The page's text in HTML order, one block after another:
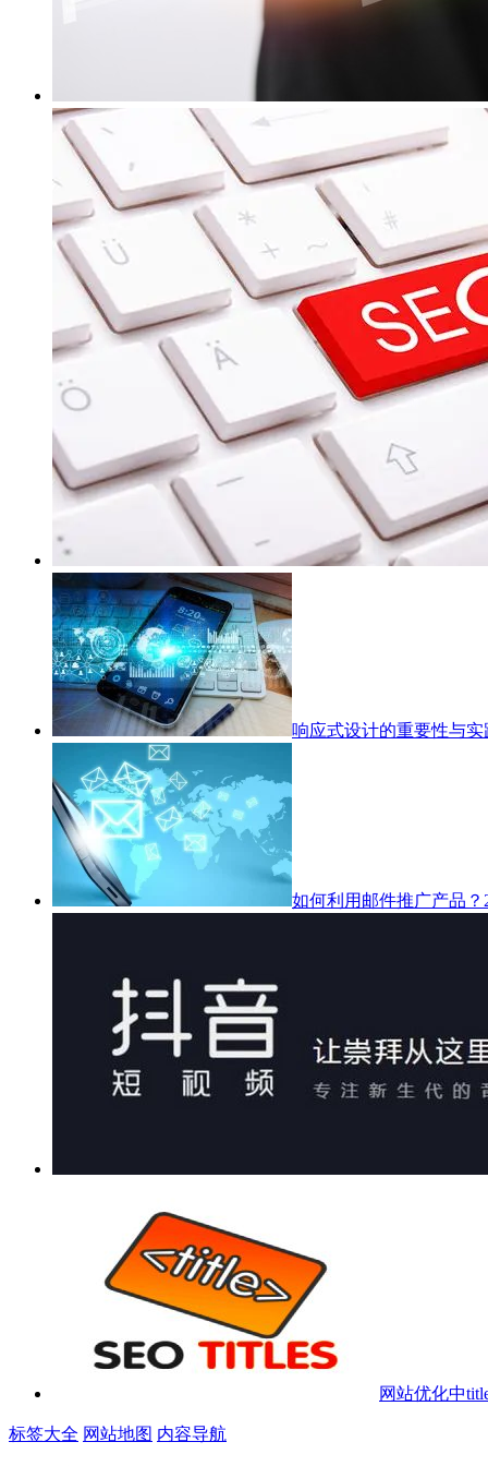
响应式设计的重要性与实
如何利用邮件推广产品？
网站优化中
标签大全 网站地图 内容导航